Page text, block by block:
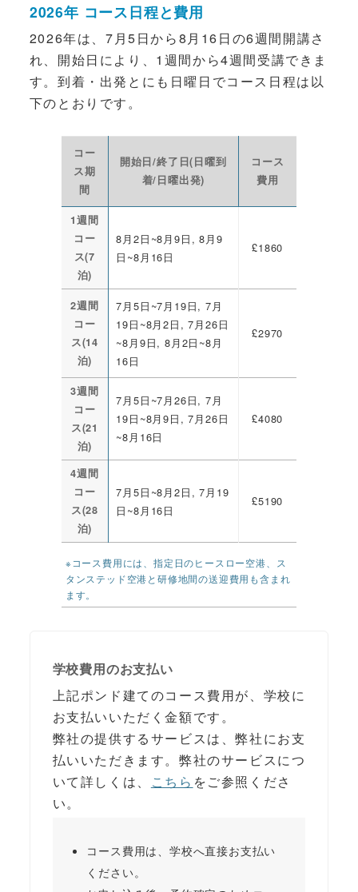
2026年 コース日程と費用
2026年は、7月5日から8月16日の6週間開講さ
れ、開始日により、1週間から4週間受講できま
す。到着・出発とにも日曜日でコース日程は以
下のとおりです。
コー
ス期
間
開始日/終了日(日曜到
着/日曜出発)
コース
費用
1週間
コー
ス(7
泊)
8月2日~8月9日, 8月9
日~8月16日
£1860
2週間
コー
ス(14
泊)
7月5日~7月19日, 7月
19日~8月2日, 7月26日
~8月9日, 8月2日~8月
16日
£2970
3週間
コー
ス(21
泊)
7月5日~7月26日, 7月
19日~8月9日, 7月26日
~8月16日
£4080
4週間
コー
ス(28
泊)
7月5日~8月2日, 7月19
日~8月16日
£5190
※コース費用には、指定日のヒースロー空港、ス
タンステッド空港と研修地間の送迎費用も含まれ
ます。
学校費用のお支払い
上記ポンド建てのコース費用が、学校に
お支払いいただく金額です。
弊社の提供するサービスは、弊社にお支
払いいただきます。弊社のサービスにつ
いて詳しくは、 こちら をご参照くださ
い。
コース費用は、学校へ直接お支払い
ください。